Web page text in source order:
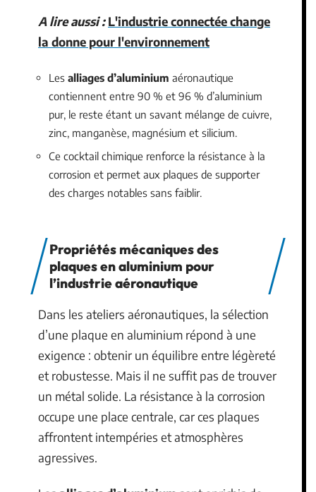
A lire aussi : L'industrie connectée change
la donne pour l'environnement
Les alliages d’aluminium aéronautique
contiennent entre 90 % et 96 % d’aluminium
pur, le reste étant un savant mélange de cuivre,
zinc, manganèse, magnésium et silicium.
Ce cocktail chimique renforce la résistance à la
corrosion et permet aux plaques de supporter
des charges notables sans faiblir.
Propriétés mécaniques des
plaques en aluminium pour
l’industrie aéronautique
Dans les ateliers aéronautiques, la sélection
d’une plaque en aluminium répond à une
exigence : obtenir un équilibre entre légèreté
et robustesse. Mais il ne suffit pas de trouver
un métal solide. La résistance à la corrosion
occupe une place centrale, car ces plaques
affrontent intempéries et atmosphères
agressives.